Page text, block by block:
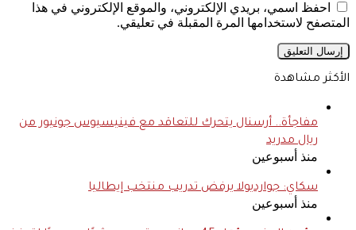
احفظ اسمي، بريدي الإلكتروني، والموقع الإلكتروني في هذا
المتصفح لاستخدامها المرة المقبلة في تعليقي.
الأكثر مشاهدة
مفاجأة.. أرسنال يتحرك للتعاقد مع فينيسيوس جونيور من
ريال مدريد
منذ أسبوعين
سكاي: جوارديولا يرفض تدريب منتخب إيطاليا
منذ أسبوعين